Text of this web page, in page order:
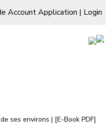
Account Application | Login
et de ses
ses environs | [E-Book PDF]